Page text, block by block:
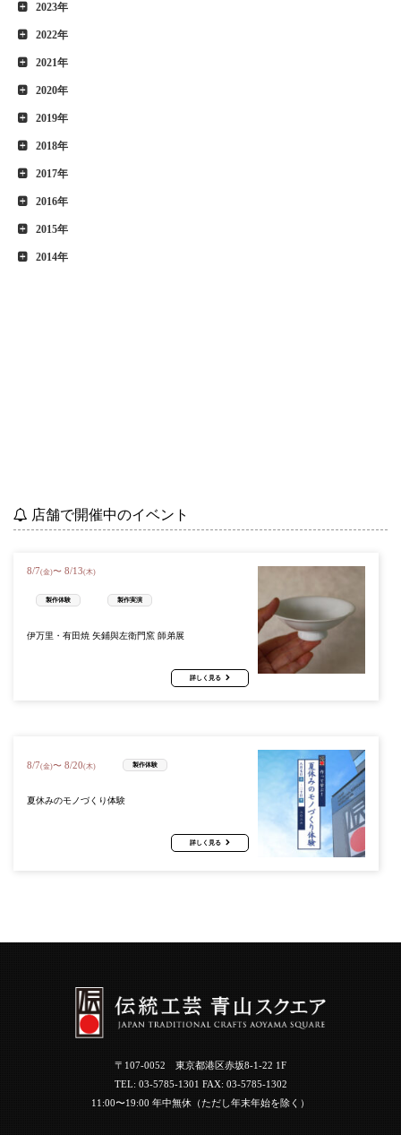
2023年
2022年
2021年
2020年
2019年
2018年
2017年
2016年
2015年
2014年
店舗で開催中のイベント
8/7(金)〜 8/13(木)
製作体験 製作実演
伊万里・有田焼 矢鋪與左衛門窯 師弟展
詳しく見る
8/7(金)〜 8/20(木) 製作体験
夏休みのモノづくり体験
詳しく見る
〒107-0052 東京都港区赤坂8-1-22 1F
TEL: 03-5785-1301 FAX: 03-5785-1302
11:00〜19:00 年中無休（ただし年末年始を除く）